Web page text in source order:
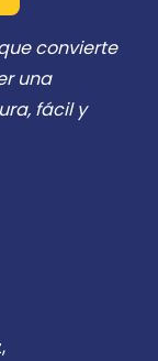
convierte
una
fácil y